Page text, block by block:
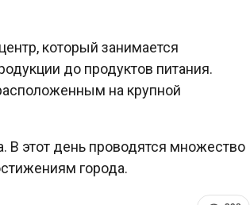
который занимается
до продуктов питания.
на крупной
В этот день проводятся множество
города.